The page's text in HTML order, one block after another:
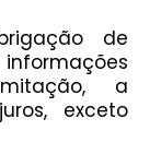
de
a
exceto